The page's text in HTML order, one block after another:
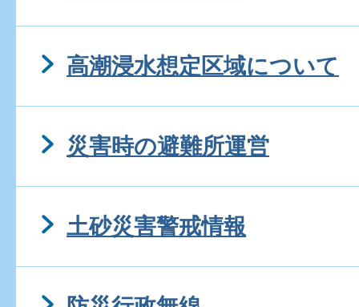
高潮浸水想定区域について
災害時の避難所運営
土砂災害警戒情報